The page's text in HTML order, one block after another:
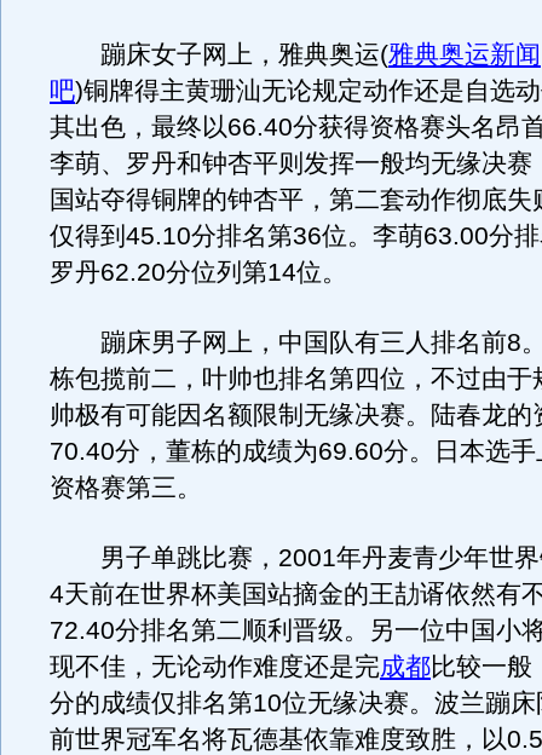
蹦床女子网上，雅典奥运(雅典奥运新闻
吧)铜牌得主黄珊汕无论规定动作还是自选
其出色，最终以66.40分获得资格赛头名昂
李萌、罗丹和钟杏平则发挥一般均无缘决赛
国站夺得铜牌的钟杏平，第二套动作彻底失
仅得到45.10分排名第36位。李萌63.00分
罗丹62.20分位列第14位。
蹦床男子网上，中国队有三人排名前8
栋包揽前二，叶帅也排名第四位，不过由于
帅极有可能因名额限制无缘决赛。陆春龙的
70.40分，董栋的成绩为69.60分。日本选
资格赛第三。
男子单跳比赛，2001年丹麦青少年世界
4天前在世界杯美国站摘金的王劼谞依然有
72.40分排名第二顺利晋级。另一位中国小
现不佳，无论动作难度还是完成都比较一
分的成绩仅排名第10位无缘决赛。波兰蹦
前世界冠军名将瓦德基依靠难度致胜，以